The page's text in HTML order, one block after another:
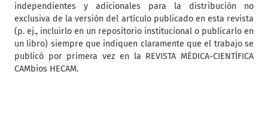
independientes y adicionales para la distribución no
exclusiva de la versión del artículo publicado en esta revista
(p. ej., incluirlo en un repositorio institucional o publicarlo en
un libro) siempre que indiquen claramente que el trabajo se
publicó por primera vez en la REVISTA MÉDICA-CIENTÍFICA
CAMbios HECAM.